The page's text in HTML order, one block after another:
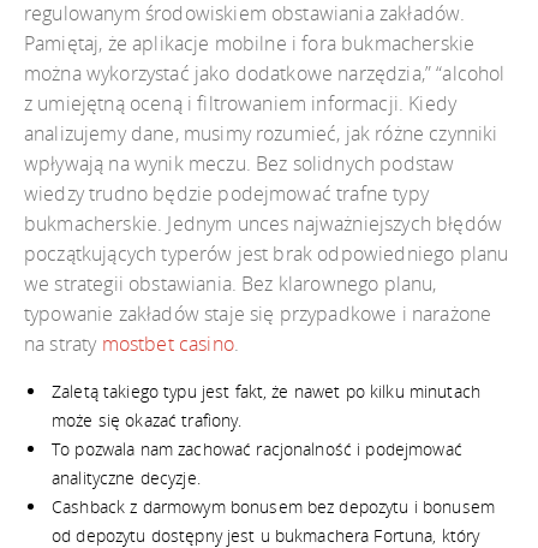
regulowanym środowiskiem obstawiania zakładów.
Pamiętaj, że aplikacje mobilne i fora bukmacherskie
można wykorzystać jako dodatkowe narzędzia,” “alcohol
z umiejętną oceną i filtrowaniem informacji. Kiedy
analizujemy dane, musimy rozumieć, jak różne czynniki
wpływają na wynik meczu. Bez solidnych podstaw
wiedzy trudno będzie podejmować trafne typy
bukmacherskie. Jednym unces najważniejszych błędów
początkujących typerów jest brak odpowiedniego planu
we strategii obstawiania. Bez klarownego planu,
typowanie zakładów staje się przypadkowe i narażone
na straty mostbet casino.
Zaletą takiego typu jest fakt, że nawet po kilku minutach
może się okazać trafiony.
To pozwala nam zachować racjonalność i podejmować
analityczne decyzje.
Cashback z darmowym bonusem bez depozytu i bonusem
od depozytu dostępny jest u bukmachera Fortuna, który